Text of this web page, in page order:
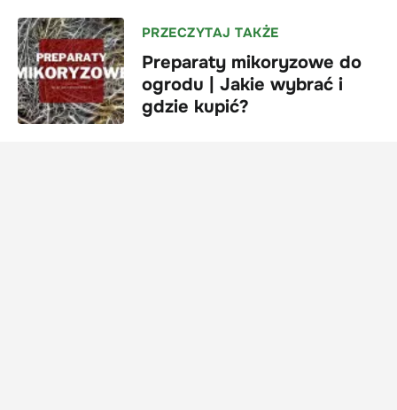
PRZECZYTAJ TAKŻE
Preparaty mikoryzowe do
ogrodu | Jakie wybrać i
gdzie kupić?